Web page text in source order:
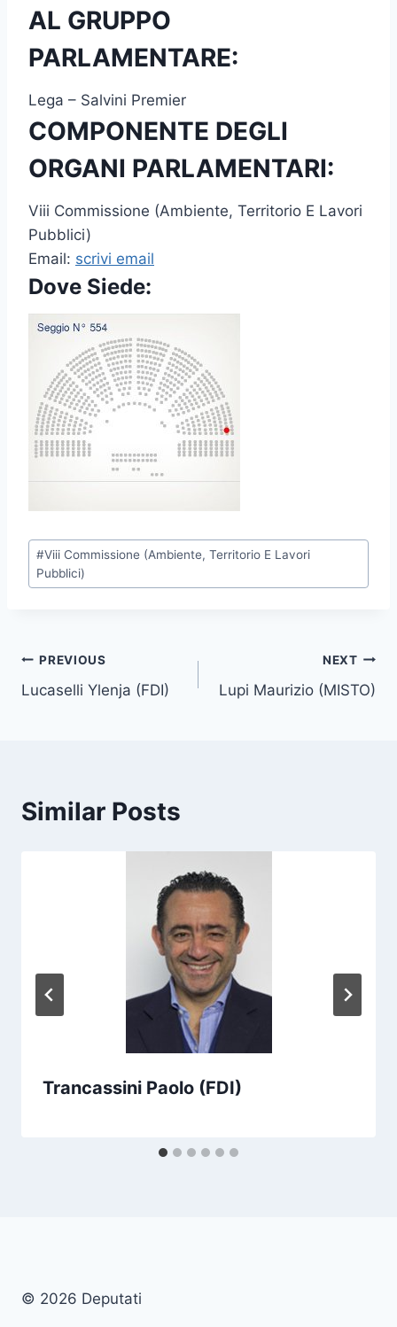
AL GRUPPO
PARLAMENTARE:
Lega – Salvini Premier
COMPONENTE DEGLI
ORGANI PARLAMENTARI:
Viii Commissione (Ambiente, Territorio E Lavori
Pubblici)
Email: scrivi email
Dove Siede:
P
s
a
g
#Viii Commissione (Ambiente, Territorio E Lavori
Pubblici)
Post
navigation
PREVIOUS
Lucaselli Ylenja (FDI)
NEXT
Lupi Maurizio (MISTO)
Similar Posts
Trancassini Paolo (FDI)
© 2026 Deputati